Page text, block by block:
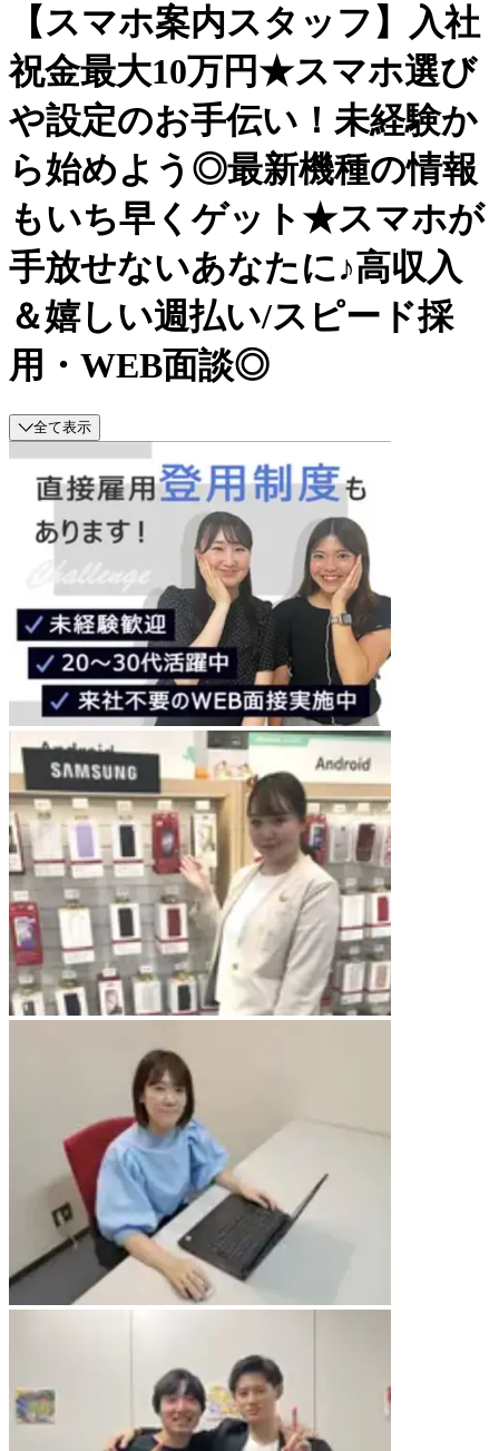
【スマホ案内スタッフ】入社
祝金最大10万円★スマホ選び
や設定のお手伝い！未経験か
ら始めよう◎最新機種の情報
もいち早くゲット★スマホが
手放せないあなたに♪高収入
＆嬉しい週払い/スピード採
用・WEB面談◎
全て表示